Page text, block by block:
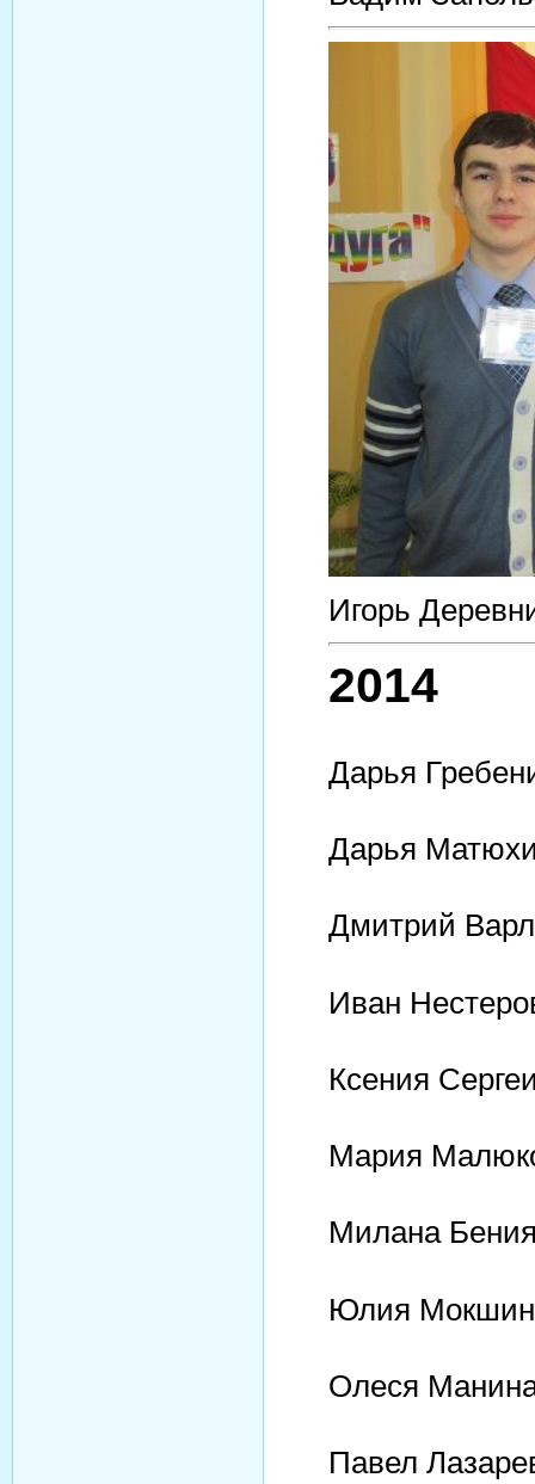
Игорь
2014
Дарья
Дарья
Дмитрий
Иван
Ксения
Мария
Милана
Юлия
Олеся
Павел